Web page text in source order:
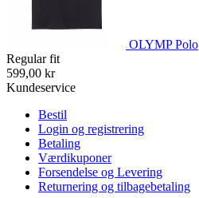
OLYMP Polo
Regular fit
599,00 kr
Kundeservice
Bestil
Login og registrering
Betaling
Værdikuponer
Forsendelse og Levering
Returnering og tilbagebetaling